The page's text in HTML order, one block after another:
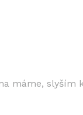
máme, slyším